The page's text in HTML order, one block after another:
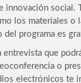
innovación social.
los materiales o
del programa es
entrevista que
o
electrónicos te